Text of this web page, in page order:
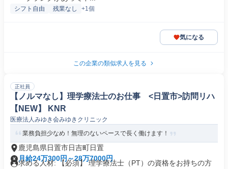
シフト自由 残業なし +1個
気になる
この企業の類似求人を見る
正社員
【ノルマなし】理学療法士のお仕事 <日置市>訪問リハ
【NEW】 KNR
医療法人みゆき会みゆきクリニック
業務負担少なめ！無理のないペースで長く働けます！
鹿児島県日置市日吉町日置
月給24万300円～28万7000円
求める人材: 【必須】 理学療法士（PT）の資格をお持ちの方